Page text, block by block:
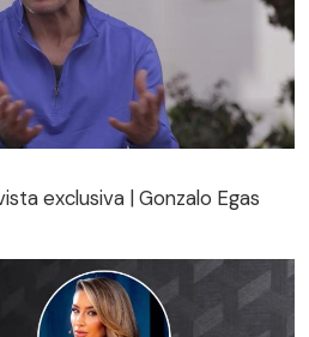
exclusiva | Gonzalo Egas